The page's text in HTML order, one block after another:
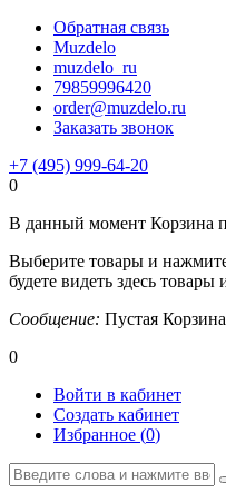
Обратная связь
Muzdelo
muzdelo_ru
79859996420
order@muzdelo.ru
Заказать звонок
+7 (495) 999-64-20
0
В данный момент Корзина
Выберите товары и
будете видеть здесь
Сообщение: Пустая Корзина
0
Войти в кабинет
Создать кабинет
Избранное (0)